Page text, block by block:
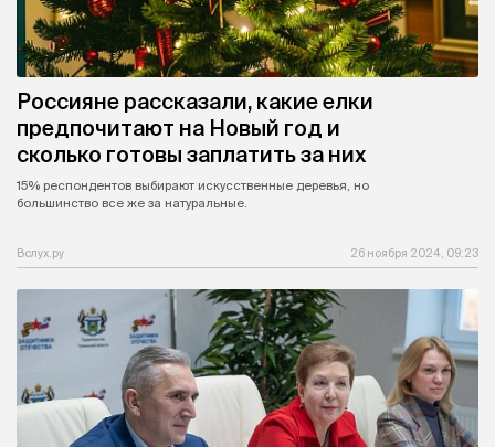
Россияне рассказали, какие елки
предпочитают на Новый год и
сколько готовы заплатить за них
15% респондентов выбирают искусственные деревья, но
большинство все же за натуральные.
Вслух.ру 26 ноября 2024, 09:23